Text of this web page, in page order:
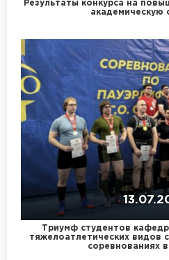
Результаты конкурса на
академическую
Триумф студентов
тяжелоатлетических видов
соревнованиях